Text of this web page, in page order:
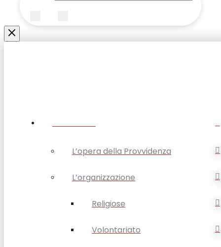
L’opera della Provvidenza
L’organizzazione
Religiose
Volontariato